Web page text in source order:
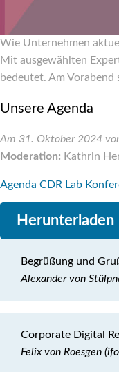
Wie Unternehmen
Mit ausgewählten
bedeutet. Am
Unsere Agenda
Am 31. Oktober 2024
Moderation: Kathrin
Agenda CDR Lab
Herunterladen
Begrüßung und
Alexander von
Corporate Digital
Felix von Roesgen